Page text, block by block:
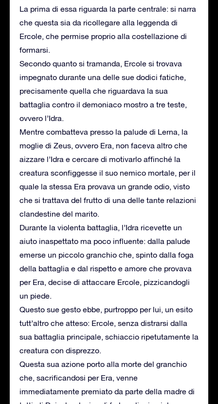
La prima di essa riguarda la parte centrale: si narra
che questa sia da ricollegare alla leggenda di
Ercole, che permise proprio alla costellazione di
formarsi.
Secondo quanto si tramanda, Ercole si trovava
impegnato durante una delle sue dodici fatiche,
precisamente quella che riguardava la sua
battaglia contro il demoniaco mostro a tre teste,
ovvero l’Idra.
Mentre combatteva presso la palude di Lerna, la
moglie di Zeus, ovvero Era, non faceva altro che
aizzare l’Idra e cercare di motivarlo affinché la
creatura sconfiggesse il suo nemico mortale, per il
quale la stessa Era provava un grande odio, visto
che si trattava del frutto di una delle tante relazioni
clandestine del marito.
Durante la violenta battaglia, l’Idra ricevette un
aiuto inaspettato ma poco influente: dalla palude
emerse un piccolo granchio che, spinto dalla foga
della battaglia e dal rispetto e amore che provava
per Era, decise di attaccare Ercole, pizzicandogli
un piede.
Questo sue gesto ebbe, purtroppo per lui, un esito
tutt’altro che atteso: Ercole, senza distrarsi dalla
sua battaglia principale, schiaccio ripetutamente la
creatura con disprezzo.
Questa sua azione porto alla morte del granchio
che, sacrificandosi per Era, venne
immediatamente premiato da parte della madre di